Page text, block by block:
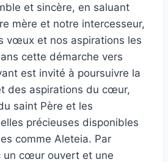
et sincère, en saluant
mère et notre intercesseur,
vœux et nos aspirations les
cette démarche vers
est invité à poursuivre la
des aspirations du cœur,
saint Père et les
précieuses disponibles
comme Aleteia. Par
un cœur ouvert et une